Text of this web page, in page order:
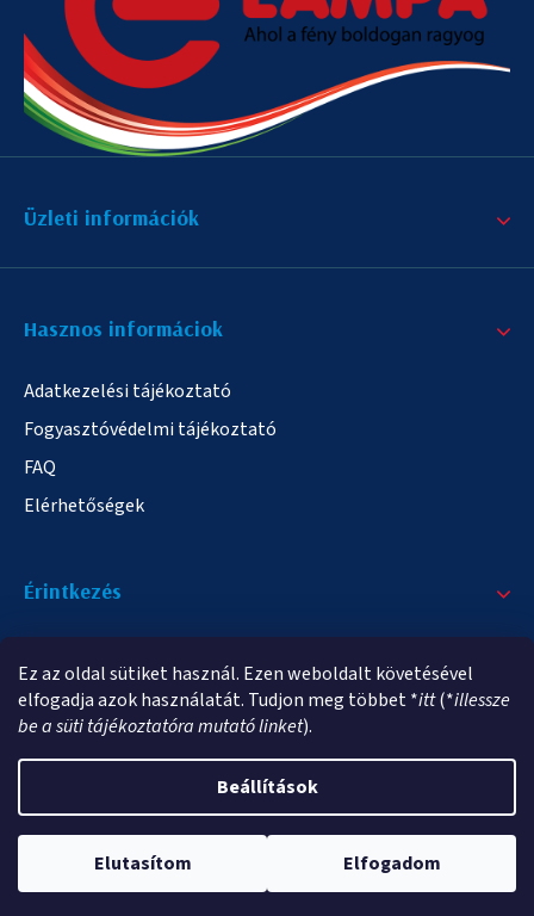
Ez az oldal sütiket használ. Ezen weboldalt követésével
elfogadja azok használatát. Tudjon meg többet *itt(*illessze
be a süti tájékoztatóra mutató linket).
Beállítások
Elutasítom Elfogadom
Üzleti információk
Hasznos informáciok
Adatkezelési tájékoztató
Fogyasztóvédelmi tájékoztató
FAQ
Elérhetőségek
Érintkezés
info@elampa.hu
Shoptet Premium készítette
elampa.hu. Minden jog fenntartva.